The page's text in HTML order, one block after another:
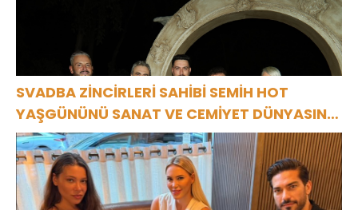
SVADBA ZİNCİRLERİ SAHİBİ SEMİH HOT
YAŞGÜNÜNÜ SANAT VE CEMİYET DÜNYASININ
ÜNLÜ İSİMLERİYLE KUTLADI!